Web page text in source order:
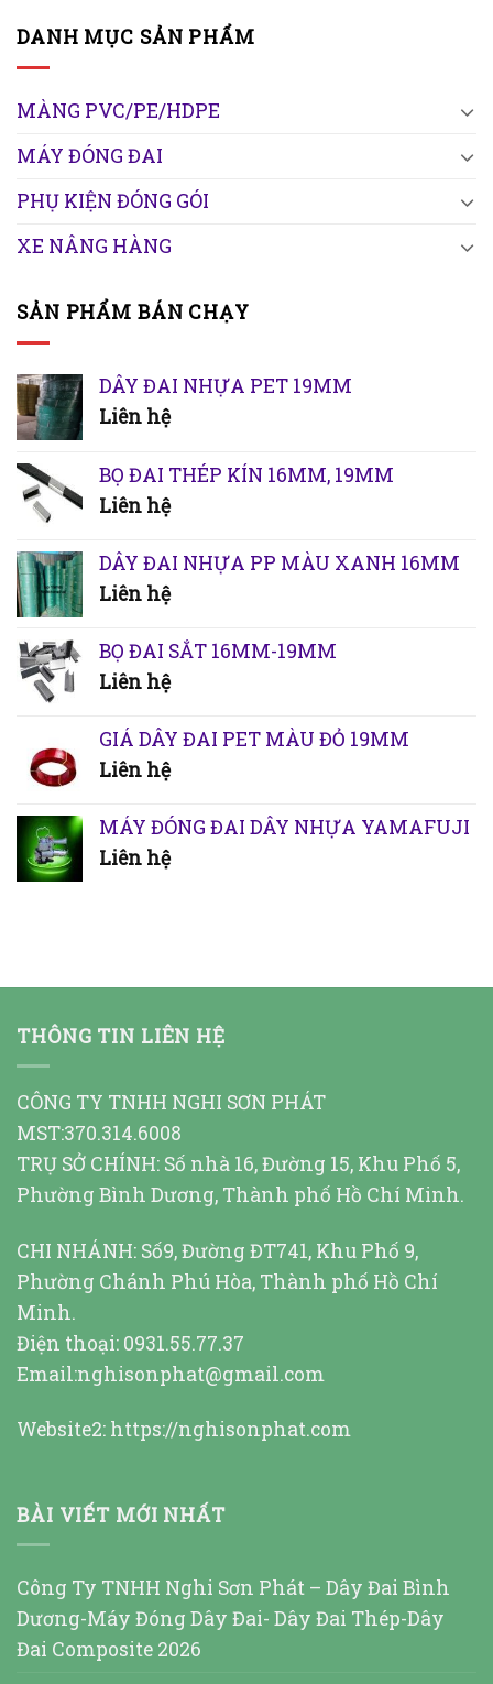
DANH MỤC SẢN PHẨM
MÀNG PVC/PE/HDPE
MÁY ĐÓNG ĐAI
PHỤ KIỆN ĐÓNG GÓI
XE NÂNG HÀNG
SẢN PHẨM BÁN CHẠY
DÂY ĐAI NHỰA PET 19MM
Liên hệ
BỌ ĐAI THÉP KÍN 16MM, 19MM
Liên hệ
DÂY ĐAI NHỰA PP MÀU XANH 16MM
Liên hệ
BỌ ĐAI SẮT 16MM-19MM
Liên hệ
GIÁ DÂY ĐAI PET MÀU ĐỎ 19MM
Liên hệ
MÁY ĐÓNG ĐAI DÂY NHỰA YAMAFUJI
Liên hệ
THÔNG TIN LIÊN HỆ
CÔNG TY TNHH NGHI SƠN PHÁT
MST:370.314.6008
TRỤ SỞ CHÍNH: Số nhà 16, Đường 15, Khu Phố 5,
Phường Bình Dương, Thành phố Hồ Chí Minh.
CHI NHÁNH: Số9, Đường ĐT741, Khu Phố 9,
Phường Chánh Phú Hòa, Thành phố Hồ Chí
Minh.
Điện thoại: 0931.55.77.37
Email:nghisonphat@gmail.com
Website2: https://nghisonphat.com
BÀI VIẾT MỚI NHẤT
Công Ty TNHH Nghi Sơn Phát – Dây Đai Bình
Dương-Máy Đóng Dây Đai- Dây Đai Thép-Dây
Đai Composite 2026